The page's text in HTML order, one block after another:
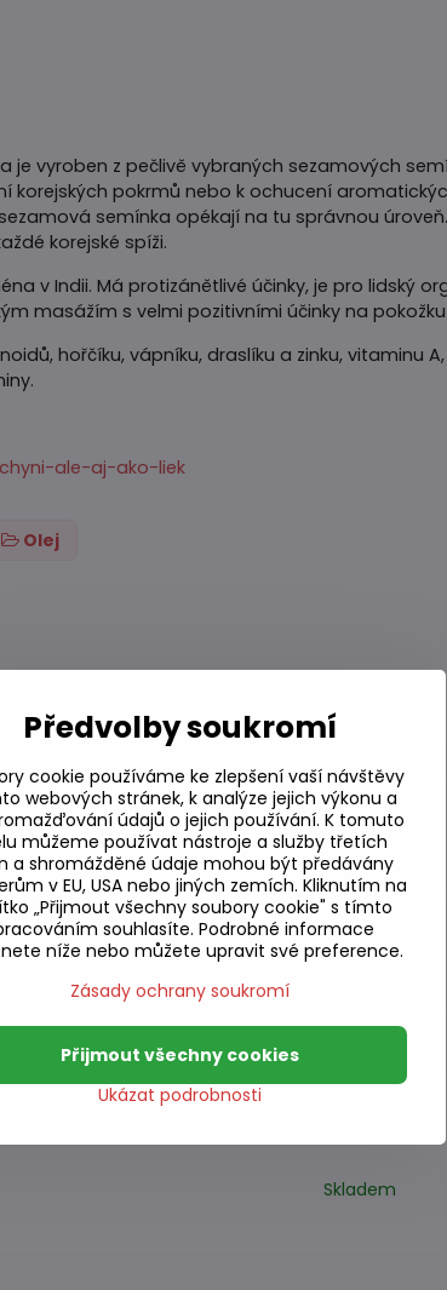
vyroben z pečlivě vybraných sezamových
pokrmů nebo k ochucení
semínka opékají na tu správnou
korejské spíži.
v Indii. Má protizánětlivé účinky, je pro lidský
masážím s velmi pozitivními účinky na
hořčíku, vápníku, draslíku a zinku, vitaminu A,
ale-aj-ako-liek
Olej
Skladem
Skladem
Skladem
Předvolby soukromí
cookie používáme ke zlepšení vaší návštěvy
webových stránek, k analýze jejich výkonu a
údajů o jejich používání. K tomuto
můžeme používat nástroje a služby třetích
a shromážděné údaje mohou být předávány
v EU, USA nebo jiných zemích. Kliknutím na
„Přijmout všechny soubory cookie" s tímto
souhlasíte. Podrobné informace
níže nebo můžete upravit své preference.
Zásady ochrany soukromí
Ukázat podrobnosti
Přijmout všechny cookies